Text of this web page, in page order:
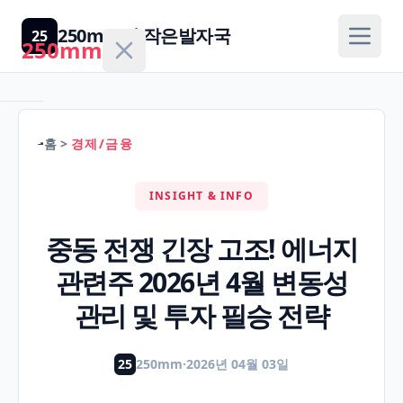
250mm
홈
의
25 250mm의 작은발자국
홈 > 경제/금융
INSIGHT & INFO
중동 전쟁 긴장 고조! 에너지
관련주 2026년 4월 변동성
관리 및 투자 필승 전략
25 250mm·2026년 04월 03일